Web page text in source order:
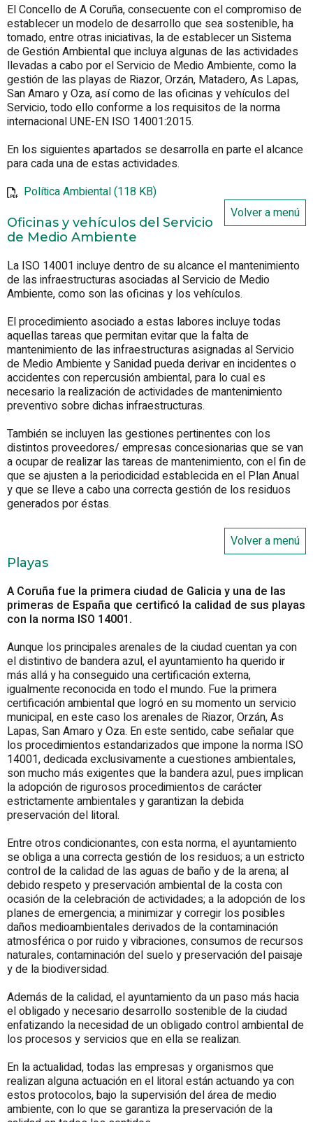
El Concello de A Coruña, consecuente con el compromiso de
establecer un modelo de desarrollo que sea sostenible, ha
tomado, entre otras iniciativas, la de establecer un Sistema
de Gestión Ambiental que incluya algunas de las actividades
llevadas a cabo por el Servicio de Medio Ambiente, como la
gestión de las playas de Riazor, Orzán, Matadero, As Lapas,
San Amaro y Oza, así como de las oficinas y vehículos del
Servicio, todo ello conforme a los requisitos de la norma
internacional UNE-EN ISO 14001:2015.
En los siguientes apartados se desarrolla en parte el alcance
para cada una de estas actividades.
Política Ambiental (118 KB)
Volver a menú
Oficinas y vehículos del Servicio
de Medio Ambiente
La ISO 14001 incluye dentro de su alcance el mantenimiento
de las infraestructuras asociadas al Servicio de Medio
Ambiente, como son las oficinas y los vehículos.
El procedimiento asociado a estas labores incluye todas
aquellas tareas que permitan evitar que la falta de
mantenimiento de las infraestructuras asignadas al Servicio
de Medio Ambiente y Sanidad pueda derivar en incidentes o
accidentes con repercusión ambiental, para lo cual es
necesario la realización de actividades de mantenimiento
preventivo sobre dichas infraestructuras.
También se incluyen las gestiones pertinentes con los
distintos proveedores/ empresas concesionarias que se van
a ocupar de realizar las tareas de mantenimiento, con el fin de
que se ajusten a la periodicidad establecida en el Plan Anual
y que se lleve a cabo una correcta gestión de los residuos
generados por éstas.
Volver a menú
Playas
A Coruña fue la primera ciudad de Galicia y una de las
primeras de España que certificó la calidad de sus playas
con la norma ISO 14001.
Aunque los principales arenales de la ciudad cuentan ya con
el distintivo de bandera azul, el ayuntamiento ha querido ir
más allá y ha conseguido una certificación externa,
igualmente reconocida en todo el mundo. Fue la primera
certificación ambiental que logró en su momento un servicio
municipal, en este caso los arenales de Riazor, Orzán, As
Lapas, San Amaro y Oza. En este sentido, cabe señalar que
los procedimientos estandarizados que impone la norma ISO
14001, dedicada exclusivamente a cuestiones ambientales,
son mucho más exigentes que la bandera azul, pues implican
la adopción de rigurosos procedimientos de carácter
estrictamente ambientales y garantizan la debida
preservación del litoral.
Entre otros condicionantes, con esta norma, el ayuntamiento
se obliga a una correcta gestión de los residuos; a un estricto
control de la calidad de las aguas de baño y de la arena; al
debido respeto y preservación ambiental de la costa con
ocasión de la celebración de actividades; a la adopción de los
planes de emergencia; a minimizar y corregir los posibles
daños medioambientales derivados de la contaminación
atmosférica o por ruido y vibraciones, consumos de recursos
naturales, contaminación del suelo y preservación del paisaje
y de la biodiversidad.
Además de la calidad, el ayuntamiento da un paso más hacia
el obligado y necesario desarrollo sostenible de la ciudad
enfatizando la necesidad de un obligado control ambiental de
los procesos y servicios que en ella se realizan.
En la actualidad, todas las empresas y organismos que
realizan alguna actuación en el litoral están actuando ya con
estos protocolos, bajo la supervisión del área de medio
ambiente, con lo que se garantiza la preservación de la